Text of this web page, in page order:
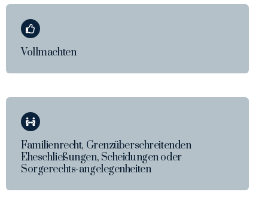
Vollmachten
Familienrecht, Grenzüberschreitenden
Eheschließungen, Scheidungen oder
Sorgerechts-angelegenheiten